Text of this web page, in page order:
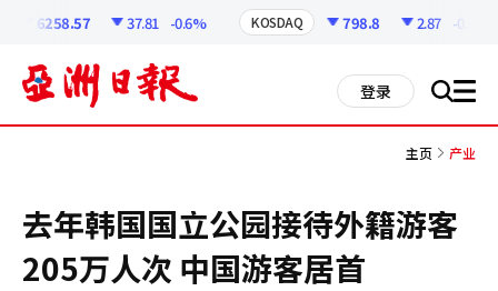
6258.57 37.81 -0.6% KOSDAQ 798.8 2.87 -0.36%
登录 搜 all
主页 产业
去年韩国国立公园接待外籍游客
205万人次 中国游客居首